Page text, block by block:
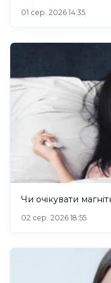
01 сер. 2026 14:35
Чи очікувати
02 сер. 2026 18:55